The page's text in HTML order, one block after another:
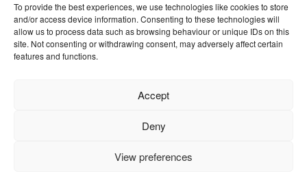
To provide the best experiences, we use technologies like cookies to store
and/or access device information. Consenting to these technologies will
allow us to process data such as browsing behaviour or unique IDs on this
site. Not consenting or withdrawing consent, may adversely affect certain
features and functions.
Accept
Deny
View preferences
Collectie
Duurzaamheid
Een dealer vinden
Veelgestelde vragen